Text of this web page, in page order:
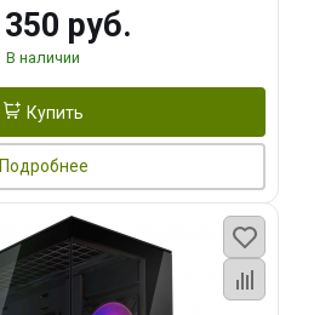
руб.
В наличии
Купить
Подробнее